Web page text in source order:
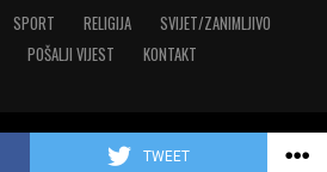
TWEET
SPORT RELIGIJA
SVIJET/ZANIMLJIVO
POŠALJI VIJEST KONTAKT
© 2023 MediaONE